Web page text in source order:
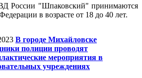
России "Шпаковский" принимаются
в возрасте от 18 до 40 лет.
В городе Михайловске
полиции проводят
мероприятия в
учреждениях